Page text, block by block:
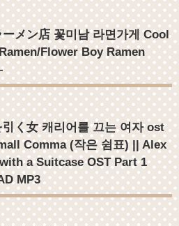
熱愛宣言…「キム秘書がなぜそうか」出演
メン店 꽃미남 라면가게 Cool
Flower Boy Ramen
く女 캐리어를 끄는 여자 ost
Comma (작은 쉼표) || Alex
a Suitcase OST Part 1
MP3